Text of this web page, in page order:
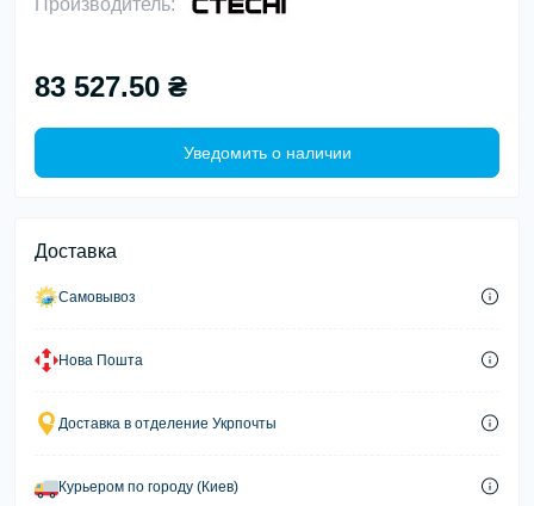
Производитель:
83 527.50 ₴
Уведомить о наличии
Доставка
Самовывоз
Нова Пошта
Доставка в отделение Укрпочты
Курьером по городу (Киев)